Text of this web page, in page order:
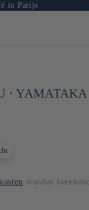
🛒
⋅ YAMATAKA
worden